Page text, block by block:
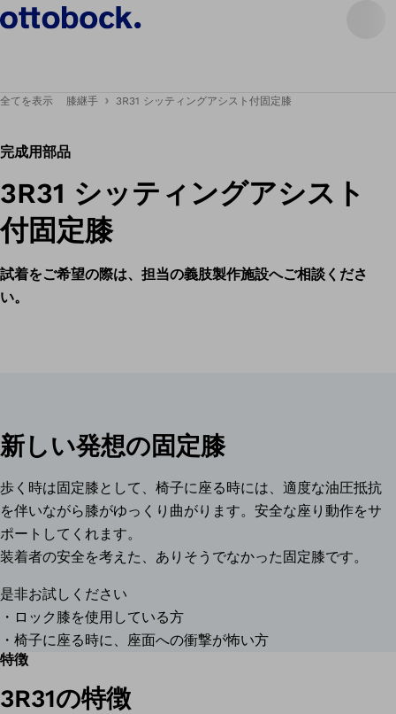
全てを表示 膝継手 3R31 シッティングアシスト付固定膝
完成用部品
3R31 シッティングアシスト
付固定膝
試着をご希望の際は、担当の義肢製作施設へご相談くださ
い。
新しい発想の固定膝
歩く時は固定膝として、椅子に座る時には、適度な油圧抵抗
を伴いながら膝がゆっくり曲がります。安全な座り動作をサ
ポートしてくれます。
装着者の安全を考えた、ありそうでなかった固定膝です。
是非お試しください
・ロック膝を使用している方
・椅子に座る時に、座面への衝撃が怖い方
特徴
3R31の特徴